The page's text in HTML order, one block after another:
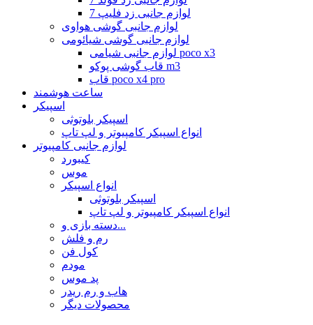
لوازم جانبی زد فلیپ 7
لوازم جانبی گوشی هواوی
لوازم جانبی گوشی شیائومی
لوازم جانبی شیامی poco x3
قاب گوشی پوکو m3
قاب poco x4 pro
ساعت هوشمند
اسپیکر
اسپیکر بلوتوثی
انواع اسپیکر کامپیوتر و لپ تاپ
لوازم جانبی کامپیوتر
کیبورد
موس
انواع اسپیکر
اسپیکر بلوتوثی
انواع اسپیکر کامپیوتر و لپ تاپ
دسته بازی و...
رم و فلش
کول فن
مودم
پد موس
هاب و رم ریدر
محصولات دیگر